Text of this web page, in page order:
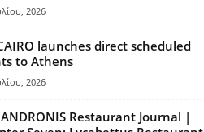
2026
launches direct scheduled
to Athens
2026
Restaurant Journal |